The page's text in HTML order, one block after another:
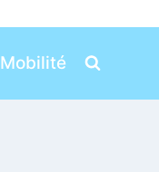
Mobilité